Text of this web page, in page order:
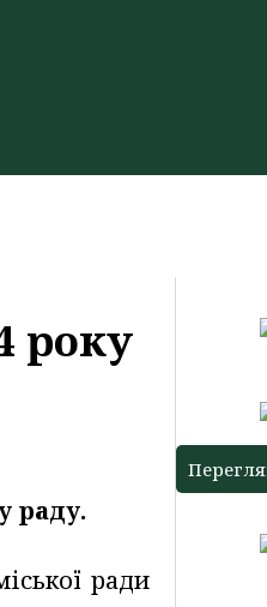
року
раду.
ради